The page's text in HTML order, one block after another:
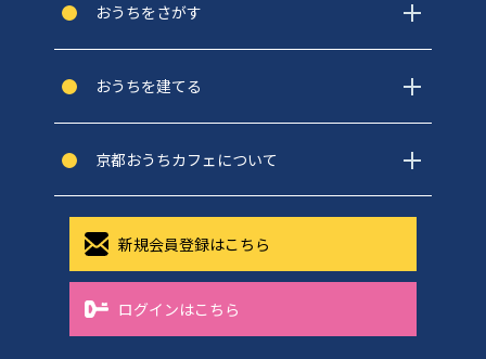
おうちをさがす
おうちを建てる
京都おうちカフェについて
新規会員登録はこちら
ログインはこちら